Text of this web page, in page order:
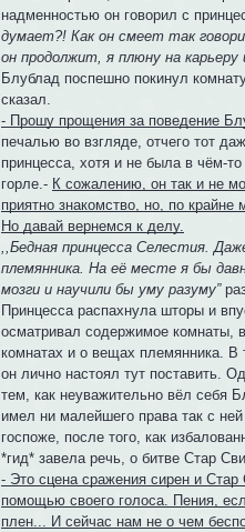
надменностью он говорил с
думает?! Как он смеет так
он продолжит, я плюну на
Блублад поспешно покинул
сказал.
- Прошу прощения за поведение
печалью во взгляде, отчего тот
принцесса, хотя и не была в чём-
горле.- К сожалению, он так и не
приятно знакомство, но, по
Но давай вернемся к делу.
,,Бедная принцесса Селестия.
племянника. На её месте я бы
мозги и научили бы уму разуму”
Принцесса распахнула шторы и
осматривал содержимое комнаты,
комнатах и о вещах племянника. В
он лично настоял тут поставить.
тем, как неуважительно вёл себя
имел ни малейшего права так с
госпоже, после того, как
*гид* завела речь, о битве Стар
- Это сцена сражения сирен и
помощью своего голоса. Пения,
плен... И сейчас нам не о чем